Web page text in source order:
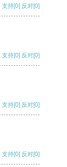
支持[0] 反对[0]
支持[0] 反对[0]
支持[0] 反对[0]
支持[0] 反对[0]